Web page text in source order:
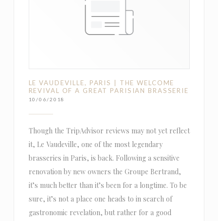
LE VAUDEVILLE, PARIS | THE WELCOME
REVIVAL OF A GREAT PARISIAN BRASSERIE
10/06/2018
Though the TripAdvisor reviews may not yet reflect
it, Le Vaudeville, one of the most legendary
brasseries in Paris, is back. Following a sensitive
renovation by new owners the Groupe Bertrand,
it’s much better than it’s been for a longtime. To be
sure, it’s not a place one heads to in search of
gastronomic revelation, but rather for a good